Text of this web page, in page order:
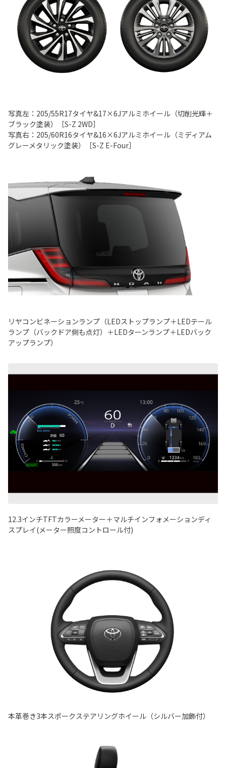
写真左：205/55R17タイヤ&17×6Jアルミホイール（切削光輝＋
ブラック塗装）［S-Z 2WD］
写真右：205/60R16タイヤ&16×6Jアルミホイール（ミディアム
グレーメタリック塗装）［S-Z E-Four］
リヤコンビネーションランプ（LEDストップランプ＋LEDテール
ランプ（バックドア側も点灯）＋LEDターンランプ＋LEDバック
アップランプ）
12.3インチTFTカラーメーター＋マルチインフォメーションディ
スプレイ(メーター照度コントロール付)
本革巻き3本スポークステアリングホイール（シルバー加飾付）